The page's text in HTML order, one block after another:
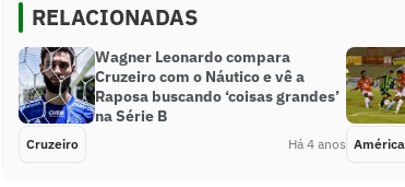
RELACIONADAS
Wagner Leonardo compara
Cruzeiro com o Náutico e vê a
Raposa buscando ‘coisas grandes’
na Série B
Cruzeiro Há 4 anos